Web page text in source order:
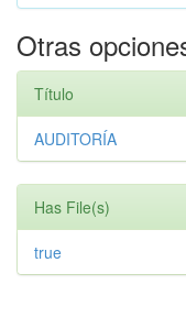
Otras
Título
AUDITORÍA
Has File(s)
true